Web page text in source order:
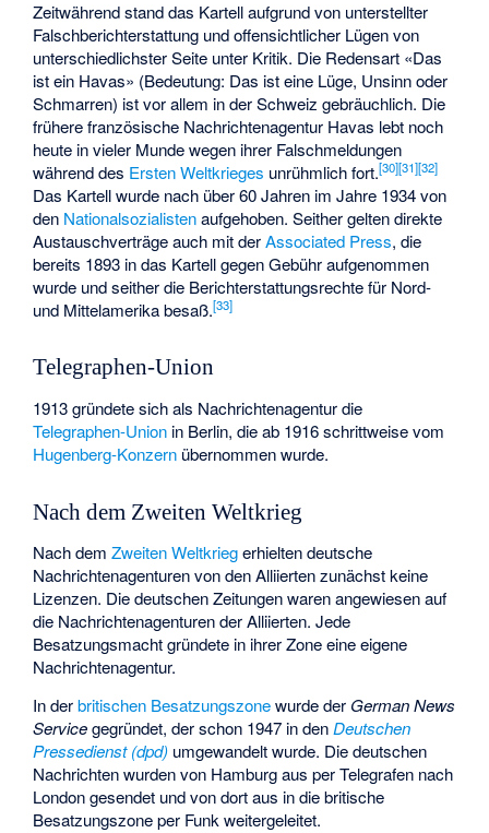
Zeitwährend stand das Kartell aufgrund von unterstellter
Falschberichterstattung und offensichtlicher Lügen von
unterschiedlichster Seite unter Kritik. Die Redensart «Das
ist ein Havas» (Bedeutung: Das ist eine Lüge, Unsinn oder
Schmarren) ist vor allem in der Schweiz gebräuchlich. Die
frühere französische Nachrichtenagentur Havas lebt noch
heute in vieler Munde wegen ihrer Falschmeldungen
während des Ersten Weltkrieges unrühmlich fort.[30][31][32]
Das Kartell wurde nach über 60 Jahren im Jahre 1934 von
den Nationalsozialistenaufgehoben. Seither gelten direkte
Austauschverträge auch mit derAssociated Press, die
bereits 1893 in das Kartell gegen Gebühr aufgenommen
wurde und seither die Berichterstattungsrechte für Nord-
und Mittelamerika besaß.[33]
Telegraphen-Union
1913 gründete sich als Nachrichtenagentur die
Telegraphen-Union in Berlin, die ab 1916 schrittweise vom
Hugenberg-Konzern übernommen wurde.
Nach dem Zweiten Weltkrieg
Nach demZweiten Weltkriegerhielten deutsche
Nachrichtenagenturen von den Alliierten zunächst keine
Lizenzen. Die deutschen Zeitungen waren angewiesen auf
die Nachrichtenagenturen der Alliierten. Jede
Besatzungsmacht gründete in ihrer Zone eine eigene
Nachrichtenagentur.
In derbritischen Besatzungszonewurde der German News
Servicegegründet, der schon 1947 in denDeutschen
Pressedienst (dpd) umgewandelt wurde. Die deutschen
Nachrichten wurden von Hamburg aus per Telegrafen nach
London gesendet und von dort aus in die britische
Besatzungszone per Funk weitergeleitet.